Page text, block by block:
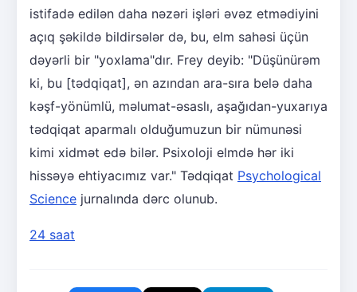
istifadə edilən daha nəzəri işləri əvəz etmədiyini
açıq şəkildə bildirsələr də, bu, elm sahəsi üçün
dəyərli bir "yoxlama"dır. Frey deyib: "Düşünürəm
ki, bu [tədqiqat], ən azından ara-sıra belə daha
kəşf-yönümlü, məlumat-əsaslı, aşağıdan-yuxarıya
tədqiqat aparmalı olduğumuzun bir nümunəsi
kimi xidmət edə bilər. Psixoloji elmdə hər iki
hissəyə ehtiyacımız var." Tədqiqat Psychological
Science jurnalında dərc olunub.
24 saat